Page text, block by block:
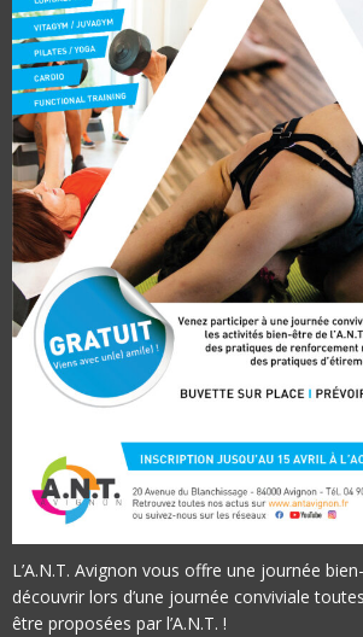
L’A.N.T. Avignon vous offre une journée
découvrir lors d’une journée conviviale
être proposées par l’A.N.T. !